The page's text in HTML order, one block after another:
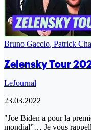
Bruno Gaccio, Patrick
Zelensky Tour
LeJournal
23.03.2022
"Joe Biden a pour la
mondial”… Je vous